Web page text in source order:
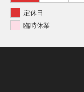
定休日
臨時休業